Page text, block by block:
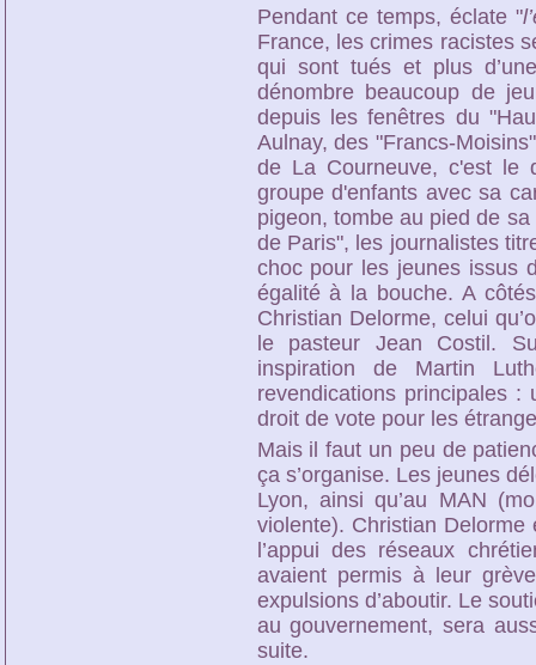
Pendant ce temps, éclate "
France, les crimes racistes
qui sont tués et plus
dénombre beaucoup de
depuis les fenêtres du
Aulnay, des "Francs-
de La Courneuve, c'est le
groupe d'enfants avec sa
pigeon, tombe au pied de
de Paris", les journalistes
choc pour les jeunes issus
égalité à la bouche. A
Christian Delorme, celui
le pasteur Jean Costil.
inspiration de Martin
revendications principales
droit de vote pour les
Mais il faut un peu de
ça s’organise. Les jeunes
Lyon, ainsi qu’au MAN
violente). Christian
l’appui des réseaux
avaient permis à leur
expulsions d’aboutir. Le
au gouvernement, sera
suite.